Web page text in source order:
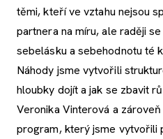
těmi, kteří ve vztahu nejsou
partnera na míru, ale raději
sebelásku a sebehodnotu té
Náhody jsme vytvořili
hloubky dojít a jak se zbavit
Veronika Vinterová a
program, který jsme vytvořili